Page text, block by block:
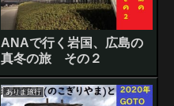
ANAで行く岩国、広島の
真冬の旅 その２
ありま旅行